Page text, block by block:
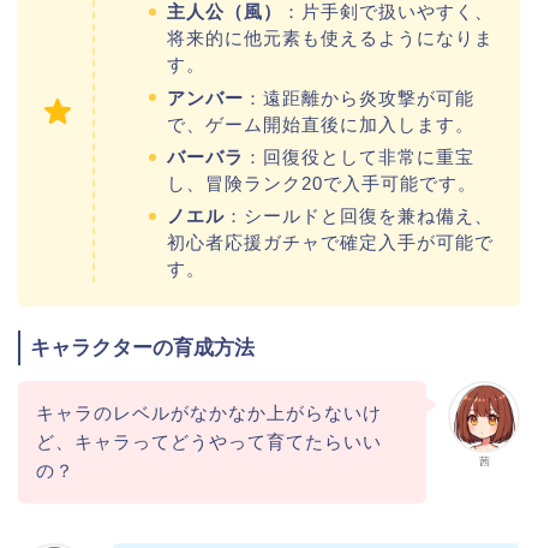
主人公（風）
：片手剣で扱いやすく、
将来的に他元素も使えるようになりま
す。
アンバー ：遠距離から炎攻撃が可能
で、ゲーム開始直後に加入します。
バーバラ ：回復役として非常に重宝
し、冒険ランク20で入手可能です。
ノエル ：シールドと回復を兼ね備え、
初心者応援ガチャで確定入手が可能で
す。
キャラクターの育成方法​
茜
キャラのレベルがなかなか上がらないけ
ど、キャラってどうやって育てたらいい
の？